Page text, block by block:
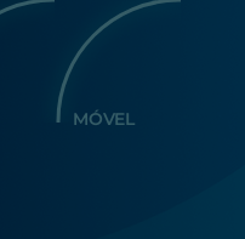
MÓVEL